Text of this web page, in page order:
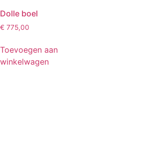
Dolle boel
€ 775,00
Toevoegen aan
winkelwagen